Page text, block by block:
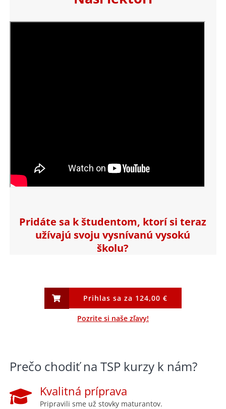
Pridáte sa k študentom, ktorí si teraz
užívajú svoju vysnívanú vysokú
školu?
Pozrite si naše zľavy!
Prečo chodiť na TSP kurzy k nám?
Kvalitná príprava
Pripravili sme už stovky maturantov.